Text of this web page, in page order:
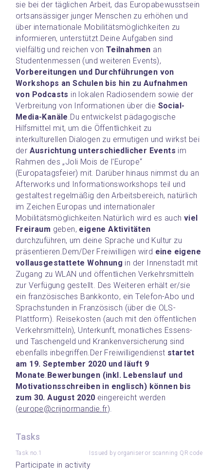
sie bei der täglichen Arbeit, das Europabewusstsein
ortsansässiger junger Menschen zu erhöhen und
über internationale Mobilitätsmöglichkeiten zu
informieren, unterstützt.Deine Aufgaben sind
vielfältig und reichen von Teilnahmen an
Vorbereitungen und Durchführungen von
Workshops an Schulen bis hin zu Aufnahmen
von Podcasts in lokalen Radiosendern sowie der
Verbreitung von Informationen über die Social-
Media-Kanäle.Du entwickelst pädagogische
Hilfsmittel mit, um die Öffentlichkeit zu
interkulturellen Dialogen zu ermutigen und wirkst bei
der Ausrichtung unterschiedlicher Events im
Rahmen des „Joli Mois de l'Europe“
(Europatagsfeier) mit. Darüber hinaus nimmst du an
Afterworks und Informationsworkshops teil und
gestaltest regelmäßig den Arbeitsbereich, natürlich
im Zeichen Europas und internationaler
Mobilitätsmöglichkeiten.Natürlich wird es auch viel
Freiraum geben, eigene Aktivitäten
durchzuführen, um deine Sprache und Kultur zu
präsentieren.Dem/Der Freiwilligen wird eine eigene
vollausgestattete Wohnung in der Innenstadt mit
Zugang zu WLAN und öffentlichen Verkehrsmitteln
zur Verfügung gestellt. Des Weiteren erhält er/sie
ein französisches Bankkonto, ein Telefon-Abo und
Sprachstunden in Französisch (über die OLS-
Plattform). Reisekosten (auch mit den öffentlichen
Verkehrsmitteln), Unterkunft, monatliches Essens-
und Taschengeld und Krankenversicherung sind
ebenfalls inbegriffen.Der Freiwilligendienst startet
am 19. September 2020 und läuft 9
Monate.Bewerbungen (inkl. Lebenslauf und
Motivationsschreiben in englisch) können bis
zum 30. August 2020 eingereicht werden
(europe@crijnormandie.fr).
Tasks
Task no.1 Issued by organiser or scanning QR code
Participate in activity